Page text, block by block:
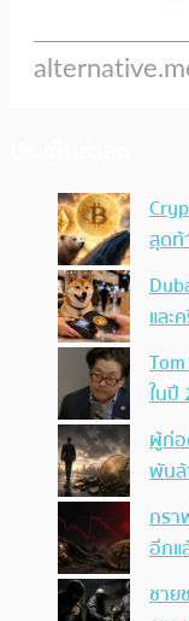
สุดท้
และ
ในปี
ผู้ก่อ
พันล้
กรา
อีกแ
ชาย